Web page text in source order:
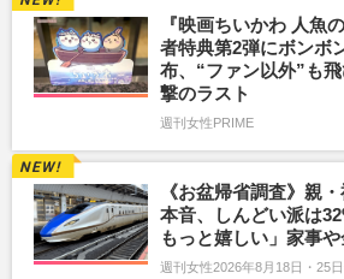
『映画ちいかわ 人魚
者特典第2弾にボンボ
布、“ファン以外”も
撃のラスト
週刊女性PRIME
《お盆帰省調査》親
本音、しんどい派は
もっと嬉しい」家事
週刊女性2026年8月18日・25